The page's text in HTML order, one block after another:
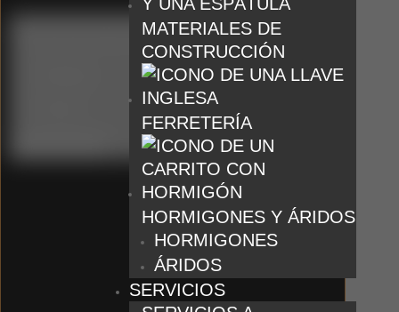
MATERIALES DE
CONSTRUCCIÓN
FERRETERÍA
HORMIGONES Y ÁRIDOS
HORMIGONES
ÁRIDOS
SERVICIOS